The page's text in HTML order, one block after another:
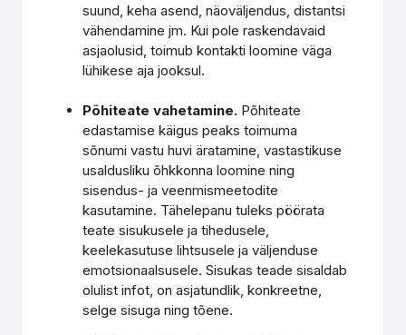
suund, keha asend, näoväljendus, distantsi
vähendamine jm. Kui pole raskendavaid
asjaolusid, toimub kontakti loomine väga
lühikese aja jooksul.
Põhiteate vahetamine. Põhiteate
edastamise käigus peaks toimuma
sõnumi vastu huvi äratamine, vastastikuse
usaldusliku õhkkonna loomine ning
sisendus- ja veenmismeetodite
kasutamine. Tähelepanu tuleks pöörata
teate sisukusele ja tihedusele,
keelekasutuse lihtsusele ja väljenduse
emotsionaalsusele. Sisukas teade sisaldab
olulist infot, on asjatundlik, konkreetne,
selge sisuga ning tõene.